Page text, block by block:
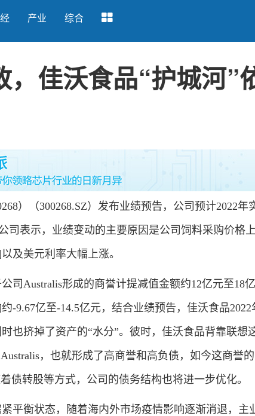
产业 综合
佳沃食品“护城河”
）（300268.SZ）发布业绩预告，公司预计2022年
司表示，业绩变动的主要原因是公司饲料采购价格上
及美元利率大幅上涨。
Australis形成的商誉计提减值金额约12亿元至18亿
-9.67亿至-14.5亿元，结合业绩预告，佳沃食品2022
也挤掉了资产的“水分”。彼时，佳沃食品背靠联想
，也就形成了高商誉和高负债，如今这商誉的
债转股等方式，公司的债务结构也将进一步优化。
衡状态，随着海内外市场疫情影响逐渐消退，主